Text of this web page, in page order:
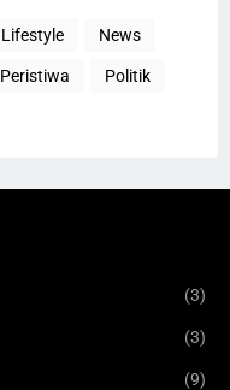
Lifestyle News
Peristiwa Politik
(3)
(3)
(9)